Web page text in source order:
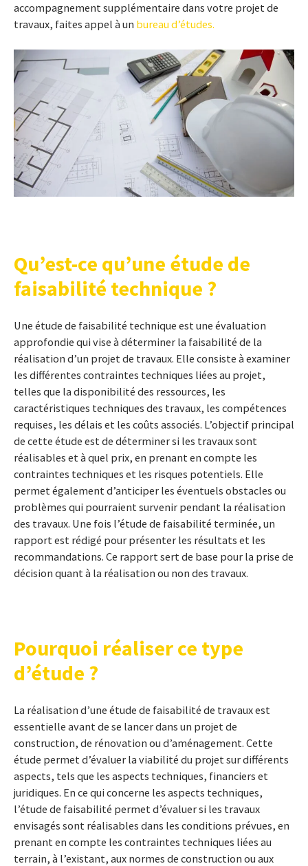
accompagnement supplémentaire dans votre projet de
travaux, faites appel à un bureau d’études.
Qu’est-ce qu’une étude de
faisabilité technique ?
Une étude de faisabilité technique est une évaluation
approfondie qui vise à déterminer la faisabilité de la
réalisation d’un projet de travaux. Elle consiste à examiner
les différentes contraintes techniques liées au projet,
telles que la disponibilité des ressources, les
caractéristiques techniques des travaux, les compétences
requises, les délais et les coûts associés. L’objectif principal
de cette étude est de déterminer si les travaux sont
réalisables et à quel prix, en prenant en compte les
contraintes techniques et les risques potentiels. Elle
permet également d’anticiper les éventuels obstacles ou
problèmes qui pourraient survenir pendant la réalisation
des travaux. Une fois l’étude de faisabilité terminée, un
rapport est rédigé pour présenter les résultats et les
recommandations. Ce rapport sert de base pour la prise de
décision quant à la réalisation ou non des travaux.
Pourquoi réaliser ce type
d’étude ?
La réalisation d’une étude de faisabilité de travaux est
essentielle avant de se lancer dans un projet de
construction, de rénovation ou d’aménagement. Cette
étude permet d’évaluer la viabilité du projet sur différents
aspects, tels que les aspects techniques, financiers et
juridiques. En ce qui concerne les aspects techniques,
l’étude de faisabilité permet d’évaluer si les travaux
envisagés sont réalisables dans les conditions prévues, en
prenant en compte les contraintes techniques liées au
terrain, à l’existant, aux normes de construction ou aux